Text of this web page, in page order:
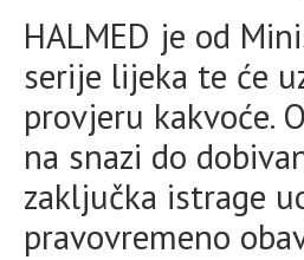
HALMED je od
serije lijeka te će
provjeru kakvoće.
na snazi do
zaključka istrage
pravovremeno